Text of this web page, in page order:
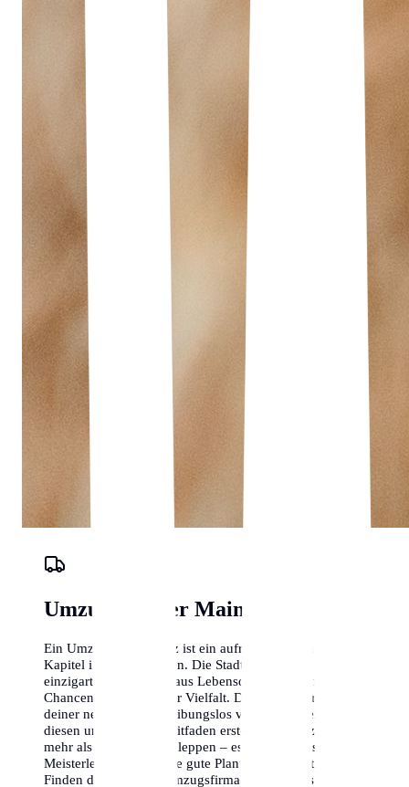
Umzugs-Planer Mainz
Ein Umzug nach Mainz ist ein aufregendes neues
Kapitel in deinem Leben. Die Stadt bietet eine
einzigartige Mischung aus Lebensqualität, beruflichen
Chancen und kultureller Vielfalt. Damit der Start in
deiner neuen Heimat reibungslos verläuft, haben wir
diesen umfassenden Leitfaden erstellt. Ein Umzug ist
mehr als nur Kisten schleppen – es ist eine logistische
Meisterleistung, die eine gute Planung erfordert. Vom
Finden der richtigen Umzugsfirma in Mainz bis hin zur